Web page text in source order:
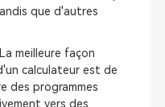
que d'autres
meilleure façon
calculateur est de
des programmes
vers des